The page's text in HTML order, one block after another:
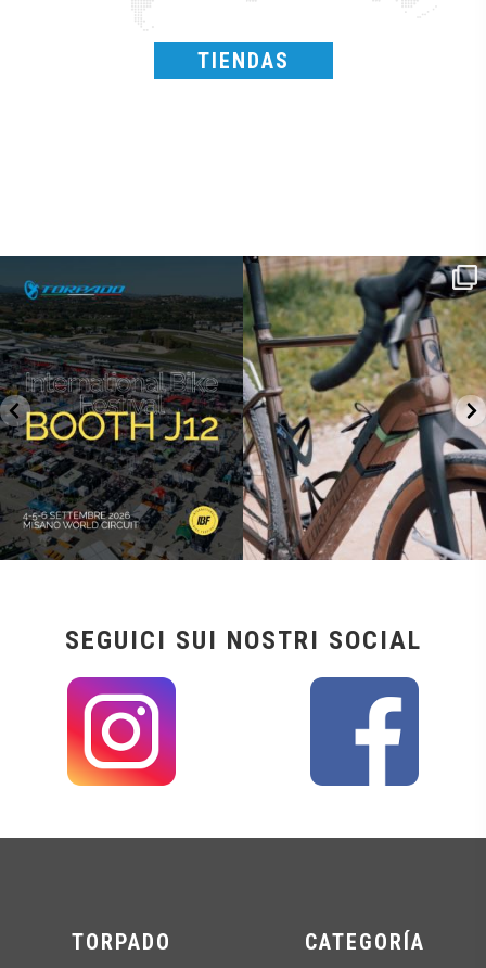
TIENDAS
IBF sta per...
18 1
Kepler R è la gravel pensata per affrontare
lunghe...
28 0
SEGUICI SUI NOSTRI SOCIAL
TORPADO CATEGORÍA